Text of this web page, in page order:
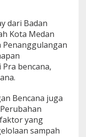
dari Badan
Kota Medan
Penanggulangan
bencana,
Bencana juga
yang
sampah